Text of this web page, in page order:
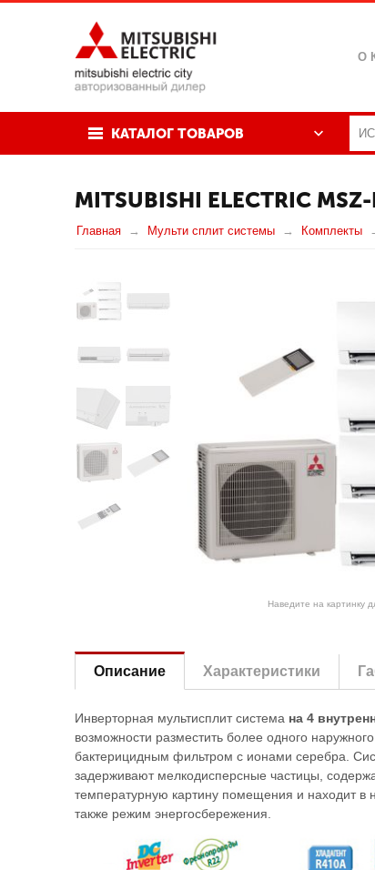
О
КАТАЛОГ ТОВАРОВ
MITSUBISHI ELECTRIC
Главная Мульти сплит системы Комплекты
Наведите на картинку
Описание Характеристики
Инверторная мультисплит система на 4
возможности разместить более одного
бактерицидным фильтром с ионами серебра.
задерживают мелкодисперсные частицы,
температурную картину помещения и находит в
также режим энергосбережения.